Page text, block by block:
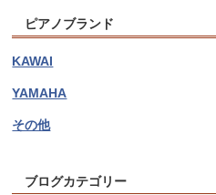
ピアノブランド
KAWAI
YAMAHA
その他
ブログカテゴリー